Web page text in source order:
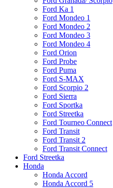
Ford Ka 1
Ford Mondeo 1
Ford Mondeo 2
Ford Mondeo 3
Ford Mondeo 4
Ford Orion
Ford Probe
Ford Puma
Ford S-MAX
Ford Scorpio 2
Ford Sierra
Ford Sportka
Ford Streetka
Ford Tourneo Connect
Ford Transit
Ford Transit 2
Ford Transit Connect
Ford Streetka
Honda
Honda Accord
Honda Accord 5